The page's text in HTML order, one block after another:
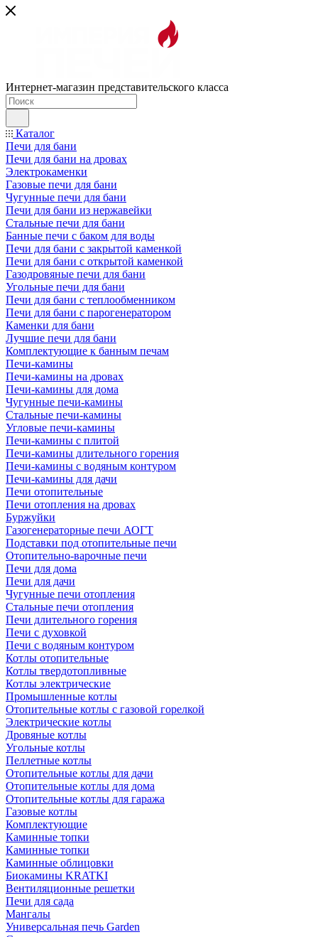
Интернет-магазин представительского класса
Каталог
Печи для бани
Печи для бани на дровах
Электрокаменки
Газовые печи для бани
Чугунные печи для бани
Печи для бани из нержавейки
Стальные печи для бани
Банные печи с баком для воды
Печи для бани с закрытой каменкой
Печи для бани с открытой каменкой
Газодровяные печи для бани
Угольные печи для бани
Печи для бани с теплообменником
Печи для бани с парогенератором
Каменки для бани
Лучшие печи для бани
Комплектующие к банным печам
Печи-камины
Печи-камины на дровах
Печи-камины для дома
Чугунные печи-камины
Стальные печи-камины
Угловые печи-камины
Печи-камины с плитой
Печи-камины длительного горения
Печи-камины с водяным контуром
Печи-камины для дачи
Печи отопительные
Печи отопления на дровах
Буржуйки
Газогенераторные печи АОГТ
Подставки под отопительные печи
Отопительно-варочные печи
Печи для дома
Печи для дачи
Чугунные печи отопления
Стальные печи отопления
Печи длительного горения
Печи с духовкой
Печи с водяным контуром
Котлы отопительные
Котлы твердотопливные
Котлы электрические
Промышленные котлы
Отопительные котлы с газовой горелкой
Электрические котлы
Дровяные котлы
Угольные котлы
Пеллетные котлы
Отопительные котлы для дачи
Отопительные котлы для дома
Отопительные котлы для гаража
Газовые котлы
Комплектующие
Каминные топки
Каминные топки
Каминные облицовки
Биокамины KRATKI
Вентиляционные решетки
Печи для сада
Мангалы
Универсальная печь Garden